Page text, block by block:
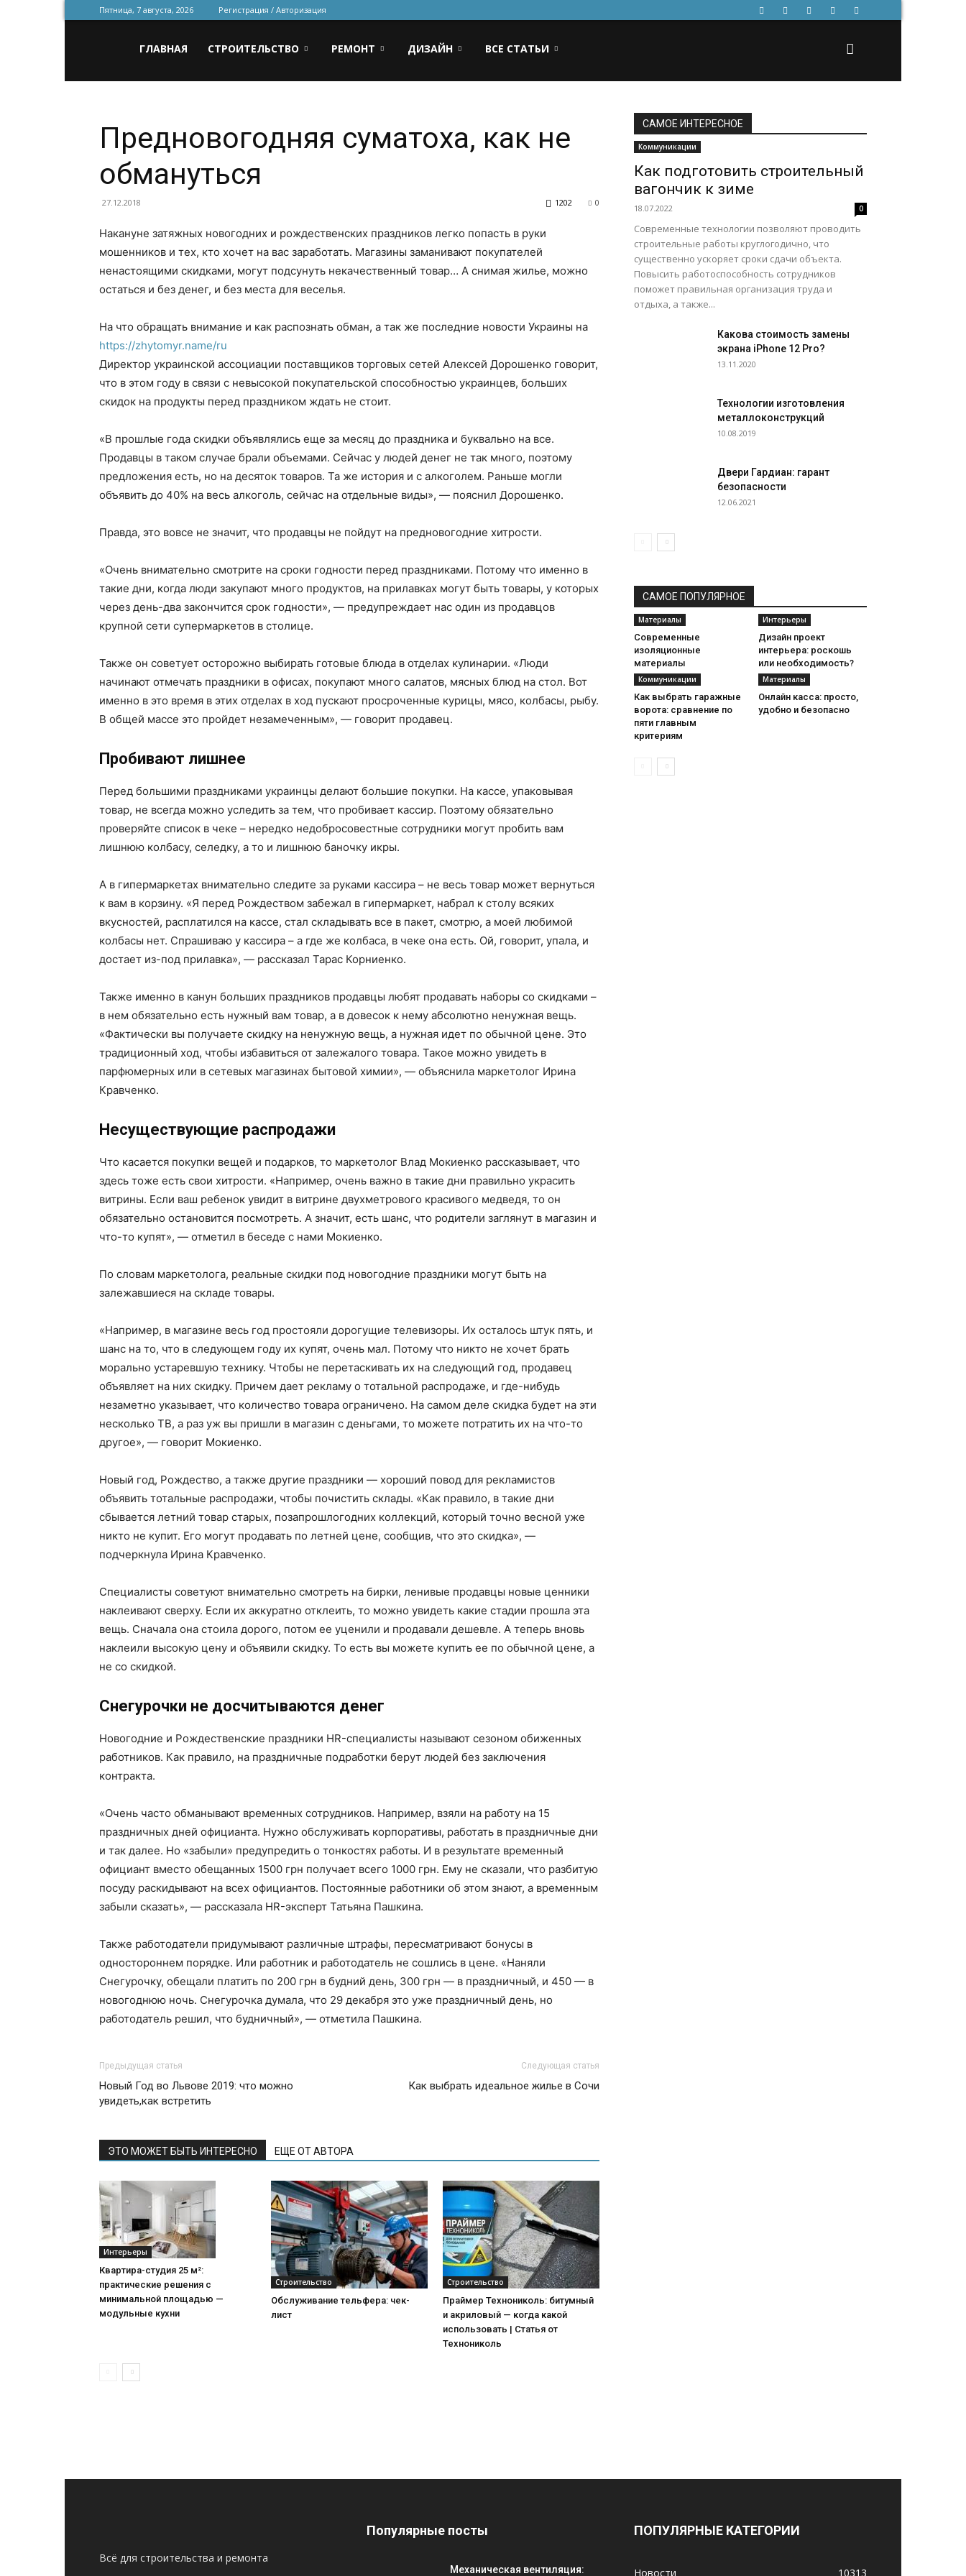
Пятница, 7 августа, 2026 Регистрация / Авторизация
строительства
ремонта
ГЛАВНАЯ СТРОИТЕЛЬСТВО РЕМОНТ ДИЗАЙН ВСЕ СТАТЬИ
Предновогодняя суматоха, как не
обмануться
27.12.2018 0
1202
Накануне затяжных новогодних и рождественских праздников легко попасть в руки
мошенников и тех, кто хочет на вас заработать. Магазины заманивают покупателей
ненастоящими скидками, могут подсунуть некачественный товар… А снимая жилье, можно
остаться и без денег, и без места для веселья.
На что обращать внимание и как распознать обман, а так же последние новости Украины на
https://zhytomyr.name/ru
Директор украинской ассоциации поставщиков торговых сетей Алексей Дорошенко говорит,
что в этом году в связи с невысокой покупательской способностью украинцев, больших
скидок на продукты перед праздником ждать не стоит.
«В прошлые года скидки объявлялись еще за месяц до праздника и буквально на все.
Продавцы в таком случае брали объемами. Сейчас у людей денег не так много, поэтому
предложения есть, но на десяток товаров. Та же история и с алкоголем. Раньше могли
объявить до 40% на весь алкоголь, сейчас на отдельные виды», — пояснил Дорошенко.
Правда, это вовсе не значит, что продавцы не пойдут на предновогодние хитрости.
«Очень внимательно смотрите на сроки годности перед праздниками. Потому что именно в
такие дни, когда люди закупают много продуктов, на прилавках могут быть товары, у которых
через день-два закончится срок годности», — предупреждает нас один из продавцов
крупной сети супермаркетов в столице.
Также он советует осторожно выбирать готовые блюда в отделах кулинарии. «Люди
начинают отмечать праздники в офисах, покупают много салатов, мясных блюд на стол. Вот
именно в это время в этих отделах в ход пускают просроченные курицы, мясо, колбасы, рыбу.
В общей массе это пройдет незамеченным», — говорит продавец.
Пробивают лишнее
Перед большими праздниками украинцы делают большие покупки. На кассе, упаковывая
товар, не всегда можно уследить за тем, что пробивает кассир. Поэтому обязательно
проверяйте список в чеке – нередко недобросовестные сотрудники могут пробить вам
лишнюю колбасу, селедку, а то и лишнюю баночку икры.
А в гипермаркетах внимательно следите за руками кассира – не весь товар может вернуться
к вам в корзину. «Я перед Рождеством забежал в гипермаркет, набрал к столу всяких
вкусностей, расплатился на кассе, стал складывать все в пакет, смотрю, а моей любимой
колбасы нет. Спрашиваю у кассира – а где же колбаса, в чеке она есть. Ой, говорит, упала, и
достает из-под прилавка», — рассказал Тарас Корниенко.
Также именно в канун больших праздников продавцы любят продавать наборы со скидками –
в нем обязательно есть нужный вам товар, а в довесок к нему абсолютно ненужная вещь.
«Фактически вы получаете скидку на ненужную вещь, а нужная идет по обычной цене. Это
традиционный ход, чтобы избавиться от залежалого товара. Такое можно увидеть в
парфюмерных или в сетевых магазинах бытовой химии», — объяснила маркетолог Ирина
Кравченко.
Несуществующие распродажи
Что касается покупки вещей и подарков, то маркетолог Влад Мокиенко рассказывает, что
здесь тоже есть свои хитрости. «Например, очень важно в такие дни правильно украсить
витрины. Если ваш ребенок увидит в витрине двухметрового красивого медведя, то он
обязательно остановится посмотреть. А значит, есть шанс, что родители заглянут в магазин и
что-то купят», — отметил в беседе с нами Мокиенко.
По словам маркетолога, реальные скидки под новогодние праздники могут быть на
залежавшиеся на складе товары.
«Например, в магазине весь год простояли дорогущие телевизоры. Их осталось штук пять, и
шанс на то, что в следующем году их купят, очень мал. Потому что никто не хочет брать
морально устаревшую технику. Чтобы не перетаскивать их на следующий год, продавец
объявляет на них скидку. Причем дает рекламу о тотальной распродаже, и где-нибудь
незаметно указывает, что количество товара ограничено. На самом деле скидка будет на эти
несколько ТВ, а раз уж вы пришли в магазин с деньгами, то можете потратить их на что-то
другое», — говорит Мокиенко.
Новый год, Рождество, а также другие праздники — хороший повод для рекламистов
объявить тотальные распродажи, чтобы почистить склады. «Как правило, в такие дни
сбывается летний товар старых, позапрошлогодних коллекций, который точно весной уже
никто не купит. Его могут продавать по летней цене, сообщив, что это скидка», —
подчеркнула Ирина Кравченко.
Специалисты советуют внимательно смотреть на бирки, ленивые продавцы новые ценники
наклеивают сверху. Если их аккуратно отклеить, то можно увидеть какие стадии прошла эта
вещь. Сначала она стоила дорого, потом ее уценили и продавали дешевле. А теперь вновь
наклеили высокую цену и объявили скидку. То есть вы можете купить ее по обычной цене, а
не со скидкой.
Снегурочки не досчитываются денег
Новогодние и Рождественские праздники HR-специалисты называют сезоном обиженных
работников. Как правило, на праздничные подработки берут людей без заключения
контракта.
«Очень часто обманывают временных сотрудников. Например, взяли на работу на 15
праздничных дней официанта. Нужно обслуживать корпоративы, работать в праздничные дни
и так далее. Но «забыли» предупредить о тонкостях работы. И в результате временный
официант вместо обещанных 1500 грн получает всего 1000 грн. Ему не сказали, что разбитую
посуду раскидывают на всех официантов. Постоянные работники об этом знают, а временным
забыли сказать», — рассказала HR-эксперт Татьяна Пашкина.
Также работодатели придумывают различные штрафы, пересматривают бонусы в
одностороннем порядке. Или работник и работодатель не сошлись в цене. «Наняли
Снегурочку, обещали платить по 200 грн в будний день, 300 грн — в праздничный, и 450 — в
новогоднюю ночь. Снегурочка думала, что 29 декабря это уже праздничный день, но
работодатель решил, что будничный», — отметила Пашкина.
Предыдущая статья
Новый Год во Львове 2019: что можно
увидеть,как встретить
Следующая статья
Как выбрать идеальное жилье в Сочи
ЭТО МОЖЕТ БЫТЬ ИНТЕРЕСНО ЕЩЕ ОТ АВТОРА
Интерьеры
Квартира-студия 25 м²:
практические решения с
минимальной площадью —
модульные кухни
Строительство
Обслуживание тельфера: чек-
лист
Строительство
Праймер Технониколь: битумный
и акриловый — когда какой
использовать | Статья от
Технониколь
САМОЕ ИНТЕРЕСНОЕ
Коммуникации
Как подготовить строительный
вагончик к зиме
18.07.2022 0
Современные технологии позволяют проводить
строительные работы круглогодично, что
существенно ускоряет сроки сдачи объекта.
Повысить работоспособность сотрудников
поможет правильная организация труда и
отдыха, а также...
Какова стоимость замены
экрана iPhone 12 Pro?
13.11.2020
Технологии изготовления
металлоконструкций
10.08.2019
Двери Гардиан: гарант
безопасности
12.06.2021
САМОЕ ПОПУЛЯРНОЕ
Материалы
Современные
изоляционные
материалы
Интерьеры
Дизайн проект
интерьера: роскошь
или необходимость?
Коммуникации
Как выбрать гаражные
ворота: сравнение по
пяти главным
критериям
Материалы
Онлайн касса: просто,
удобно и безопасно
Всё для строительства и ремонта
Популярные посты
Механическая вентиляция:
ПОПУЛЯРНЫЕ КАТЕГОРИИ
Новости 10313